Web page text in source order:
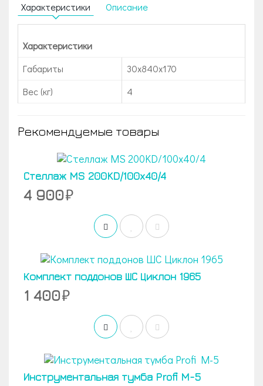
Характеристики Описание
Характеристики
Габариты
30x840x170
Вес (кг)
4
Рекомендуемые товары
Стеллаж MS 200KD/100x40/4
4 900
Комплект поддонов ШС Циклон 1965
1 400
Инструментальная тумба Profi M-5